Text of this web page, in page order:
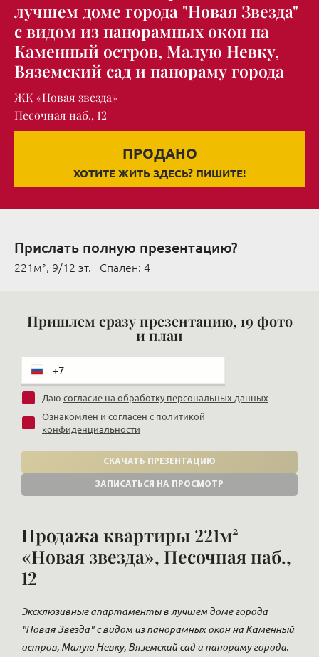
лучшем доме города "Новая Звезда"
с видом из панорамных окон на
Каменный остров, Малую Невку,
Вяземский сад и панораму города
ЖК «Новая звезда»
Песочная наб., 12
ПРОДАНО
ХОТИТЕ ЖИТЬ ЗДЕСЬ? ПИШИТЕ!
Прислать полную презентацию?
221м², 9/12 эт. Cпален: 4
Пришлем сразу презентацию, 19 фото
и план
Даю согласие на обработку персональных данных
Ознакомлен и согласен с политикой
конфиденциальности
СКАЧАТЬ ПРЕЗЕНТАЦИЮ
ЗАПИСАТЬСЯ НА ПРОСМОТР
Продажа квартиры 221м²
«Новая звезда», Песочная наб.,
12
Эксклюзивные апартаменты в лучшем доме города
"Новая Звезда" с видом из панорамных окон на Каменный
остров, Малую Невку, Вяземский сад и панораму города.